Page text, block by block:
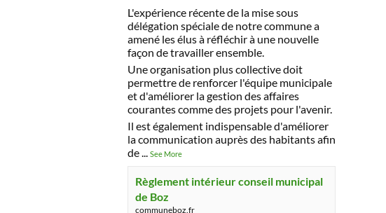
L'expérience récente de la mise sous
délégation spéciale de notre commune a
amené les élus à réfléchir à une nouvelle
façon de travailler ensemble.
Une organisation plus collective doit
permettre de renforcer l'équipe municipale
et d'améliorer la gestion des affaires
courantes comme des projets pour l'avenir.
Il est également indispensable d'améliorer
la communication auprès des habitants afin
de... See More
Règlement intérieur conseil municipal
de Boz
communeboz.fr